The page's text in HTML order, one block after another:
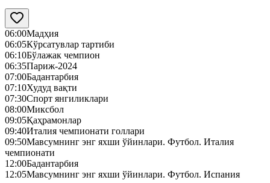
06:00Мадҳия
06:05Кўрсатувлар тартиби
06:10Бўлажак чемпион
06:35Париж-2024
07:00Бадантарбия
07:10Худуд вақти
07:30Спорт янгиликлари
08:00Миксбол
09:05Қаҳрамонлар
09:40Италия чемпионати голлари
09:50Мавсумнинг энг яхши ўйинлари. Футбол. Италия
чемпионати
12:00Бадантарбия
12:05Мавсумнинг энг яхши ўйинлари. Футбол. Испания